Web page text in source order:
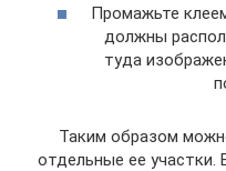
Промажьте
должны
туда
Таким образом
отдельные ее участки.